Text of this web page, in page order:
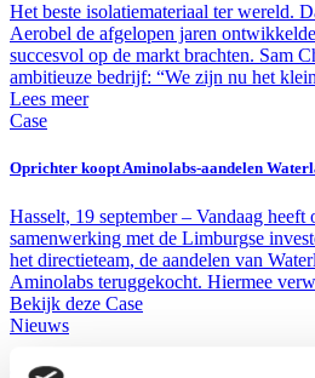
Het beste isolatiemateriaal ter wereld.
Aerobel de afgelopen jaren
succesvol op de markt brachten. Sam
ambitieuze bedrijf: “We zijn nu het
Lees meer
Case
Oprichter koopt Aminolabs-aandelen
Hasselt, 19 september – Vandaag
samenwerking met de Limburgse
het directieteam, de aandelen van
Aminolabs teruggekocht. Hiermee
Bekijk deze Case
Nieuws
Groeikapitaal voor Limburgse AI-software